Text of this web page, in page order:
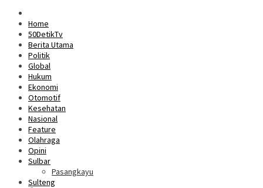
Home
50DetikTv
Berita Utama
Politik
Global
Hukum
Ekonomi
Otomotif
Kesehatan
Nasional
Feature
Olahraga
Opini
Sulbar
Pasangkayu
Sulteng